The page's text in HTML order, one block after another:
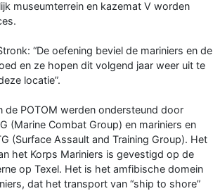
museumterrein en kazemat V worden
“De oefening beviel de mariniers en de
en ze hopen dit volgend jaar weer uit te
locatie”.
de POTOM werden ondersteund door
(Marine Combat Group) en mariniers en
(Surface Assault and Training Group). Het
het Korps Mariniers is gevestigd op de
op Texel. Het is het amfibische domein
dat het transport van “ship to shore”